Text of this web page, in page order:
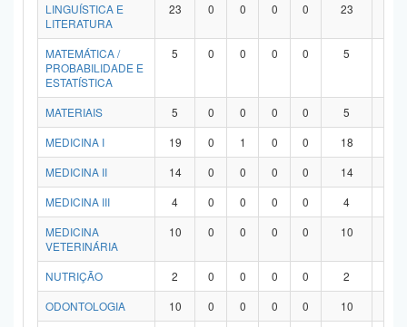
LINGUÍSTICA E
LITERATURA
23 0 0 0 0 23
MATEMÁTICA /
PROBABILIDADE E
ESTATÍSTICA
5 0 0 0 0 5
MATERIAIS 5 0 0 0 0 5
MEDICINA I
19 0 1 0 0 18
MEDICINA II
14 0 0 0 0 14
MEDICINA III
4 0 0 0 0 4
MEDICINA
VETERINÁRIA
10 0 0 0 0 10
NUTRIÇÃO 2 0 0 0 0 2
ODONTOLOGIA
10 0 0 0 0 10